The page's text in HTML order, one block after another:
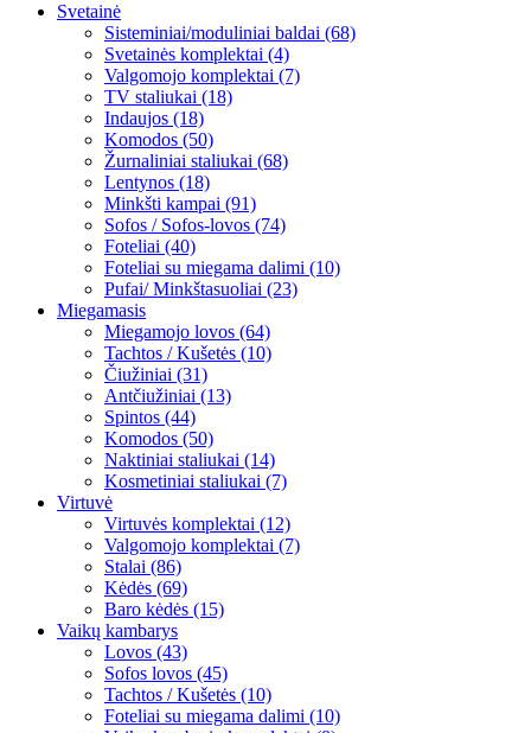
Svetainė
Sisteminiai/moduliniai baldai (68)
Svetainės komplektai (4)
Valgomojo komplektai (7)
TV staliukai (18)
Indaujos (18)
Komodos (50)
Žurnaliniai staliukai (68)
Lentynos (18)
Minkšti kampai (91)
Sofos / Sofos-lovos (74)
Foteliai (40)
Foteliai su miegama dalimi (10)
Pufai/ Minkštasuoliai (23)
Miegamasis
Miegamojo lovos (64)
Tachtos / Kušetės (10)
Čiužiniai (31)
Antčiužiniai (13)
Spintos (44)
Komodos (50)
Naktiniai staliukai (14)
Kosmetiniai staliukai (7)
Virtuvė
Virtuvės komplektai (12)
Valgomojo komplektai (7)
Stalai (86)
Kėdės (69)
Baro kėdės (15)
Vaikų kambarys
Lovos (43)
Sofos lovos (45)
Tachtos / Kušetės (10)
Foteliai su miegama dalimi (10)